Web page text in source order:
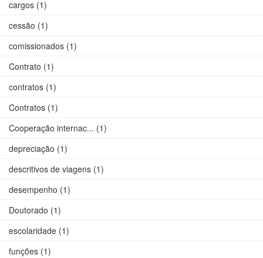
cargos (1)
cessão (1)
comissionados (1)
Contrato (1)
contratos (1)
Contratos (1)
Cooperação internac... (1)
depreciação (1)
descritivos de viagens (1)
desempenho (1)
Doutorado (1)
escolaridade (1)
funções (1)